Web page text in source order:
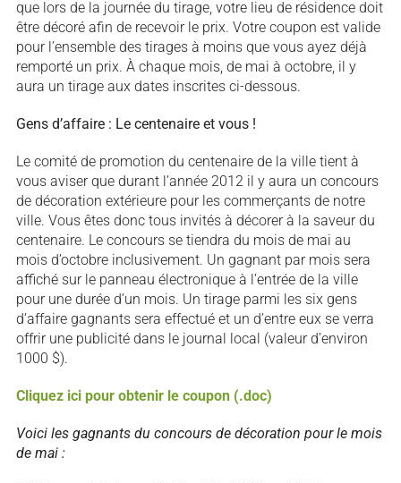
que lors de la journée du tirage, votre lieu de résidence doit
être décoré afin de recevoir le prix. Votre coupon est valide
pour l’ensemble des tirages à moins que vous ayez déjà
remporté un prix. À chaque mois, de mai à octobre, il y
aura un tirage aux dates inscrites ci-dessous.
Gens d’affaire : Le centenaire et vous !
Le comité de promotion du centenaire de la ville tient à
vous aviser que durant l’année 2012 il y aura un concours
de décoration extérieure pour les commerçants de notre
ville. Vous êtes donc tous invités à décorer à la saveur du
centenaire. Le concours se tiendra du mois de mai au
mois d’octobre inclusivement. Un gagnant par mois sera
affiché sur le panneau électronique à l’entrée de la ville
pour une durée d’un mois. Un tirage parmi les six gens
d’affaire gagnants sera effectué et un d’entre eux se verra
offrir une publicité dans le journal local (valeur d’environ
1000 $).
Cliquez ici pour obtenir le coupon (.doc)
Voici les gagnants du concours de décoration pour le mois
de mai :